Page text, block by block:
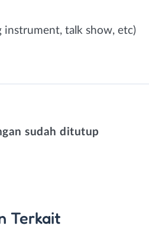
instrument, talk show, etc)
sudah ditutup
Terkait